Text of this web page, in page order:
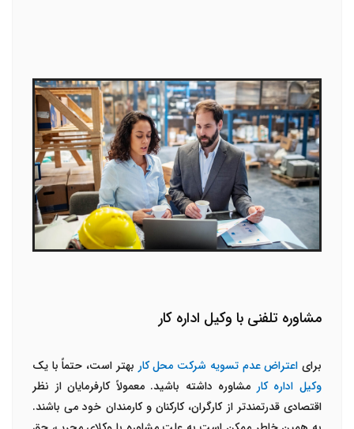
مشاوره تلفنی با وکیل اداره کار
برای اعتراض عدم تسویه شرکت محل کار بهتر است، حتماً با یک
وکیل اداره کار مشاوره داشته باشید. معمولاً کارفرمایان از نظر
اقتصادی قدرتمندتر از کارگران، کارکنان و کارمندان خود می باشند.